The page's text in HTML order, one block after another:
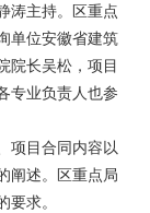
涛主持。区重点
单位安徽省建筑
院长吴松，项目
专业负责人也参
项目合同内容以
阐述。区重点局
要求。